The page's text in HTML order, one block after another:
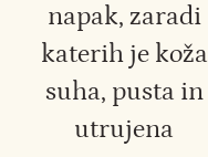
napak, zaradi
katerih je koža
suha, pusta in
utrujena